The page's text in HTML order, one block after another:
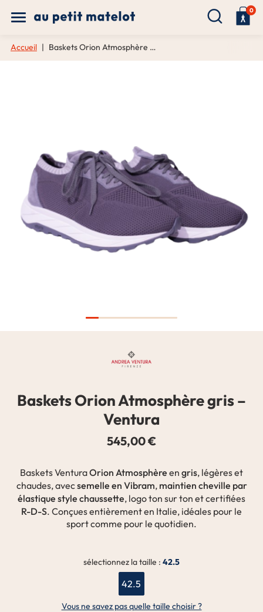
0
Accueil Baskets Orion Atmosphère gris – Ventura
Baskets Orion Atmosphère gris –
Ventura
545,00 €
BasketsVenturaOrion Atmosphère en gris, légères et
chaudes, avecsemelle en Vibram, maintien cheville par
élastique style chaussette, logo ton sur ton et certifiées
R-D-S. Conçues entièrement en Italie, idéales pour le
sport comme pour le quotidien.
sélectionnez la taille : 42.5
42.5
Vous ne savez pas quelle taille choisir ?